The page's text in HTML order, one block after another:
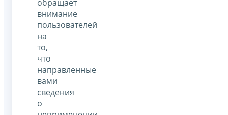
обращает
внимание
пользователей
на
то,
что
направленные
вами
сведения
о